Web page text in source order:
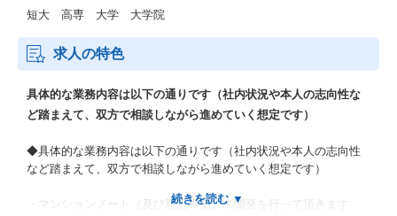
短大 高専 大学 大学院
求人の特色
具体的な業務内容は以下の通りです（社内状況や本人の志向性な
ど踏まえて、双方で相談しながら進めていく想定です）
◆具体的な業務内容は以下の通りです（社内状況や本人の志向性
など踏まえて、双方で相談しながら進めていく想定です）
・マンションノート（及び新規事業）の開発を行って頂きます